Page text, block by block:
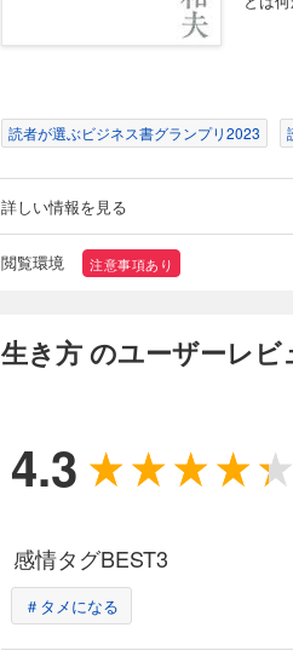
読者が選ぶビジネス書グランプリ2023
詳しい情報を見る
閲覧環境 注意事項あり
生き方 のユーザーレビ
4.3
感情タグBEST3
＃タメになる